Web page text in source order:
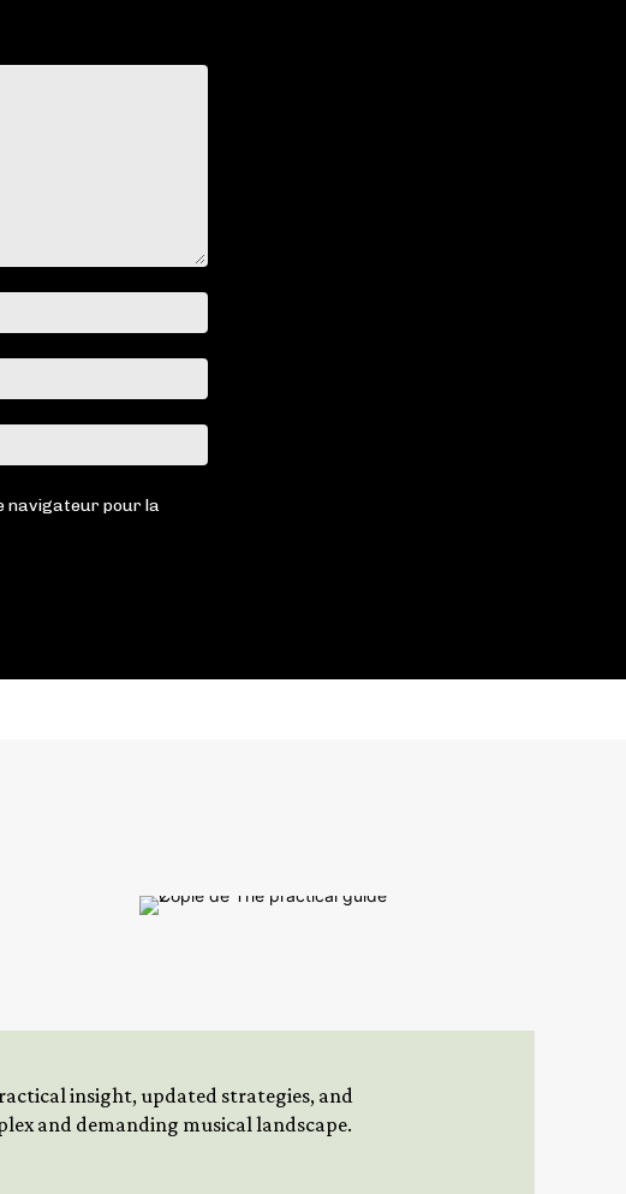
:*
:*
:
navigateur pour la
insight, updated strategies, and
and demanding musical landscape.